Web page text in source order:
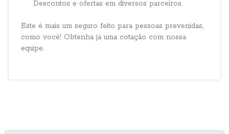
Descontos e ofertas em diversos parceiros.
Este é mais um seguro feito para pessoas prevenidas,
como você! Obtenha já uma cotação com nossa
equipe.